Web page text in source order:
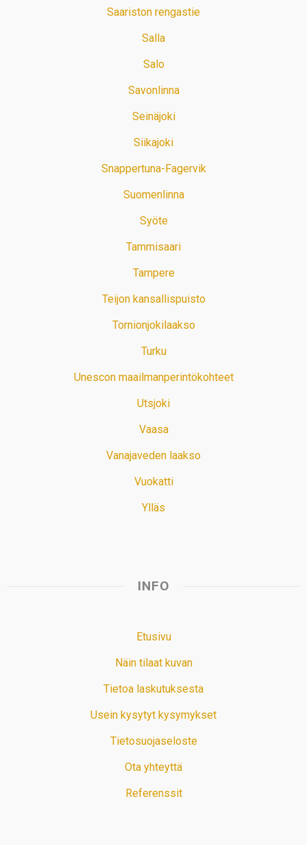
Saariston rengastie
Salla
Salo
Savonlinna
Seinäjoki
Siikajoki
Snappertuna-Fagervik
Suomenlinna
Syöte
Tammisaari
Tampere
Teijon kansallispuisto
Tornionjokilaakso
Turku
Unescon maailmanperintökohteet
Utsjoki
Vaasa
Vanajaveden laakso
Vuokatti
Ylläs
INFO
Etusivu
Näin tilaat kuvan
Tietoa laskutuksesta
Usein kysytyt kysymykset
Tietosuojaseloste
Ota yhteyttä
Referenssit